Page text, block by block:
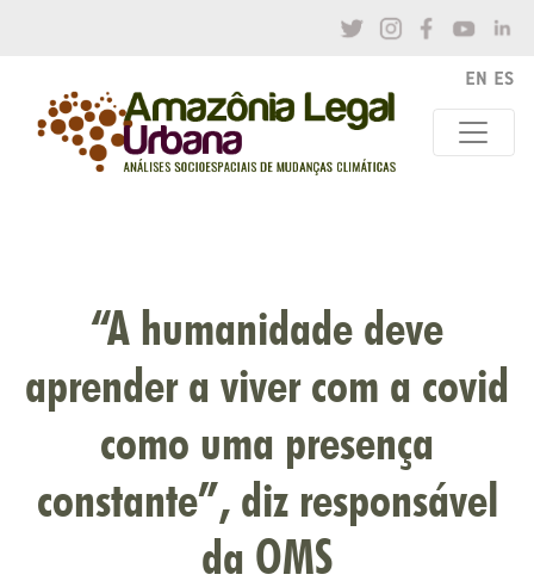
“A humanidade deve
aprender a viver com a covid
como uma presença
constante”, diz responsável
da OMS